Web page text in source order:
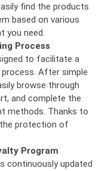
find the products
based on various
you need.
Process
to facilitate a
After simple
browse through
and complete the
methods. Thanks to
protection of
Program
continuously updated